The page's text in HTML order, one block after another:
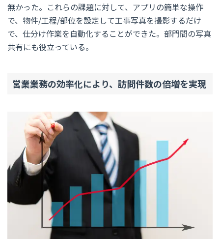
無かった。これらの課題に対して、アプリの簡単な操作
で、物件/工程/部位を設定して工事写真を撮影するだけ
で、仕分け作業を自動化することができた。部門間の写真
共有にも役立っている。
営業業務の効率化により、訪問件数の倍増を実現